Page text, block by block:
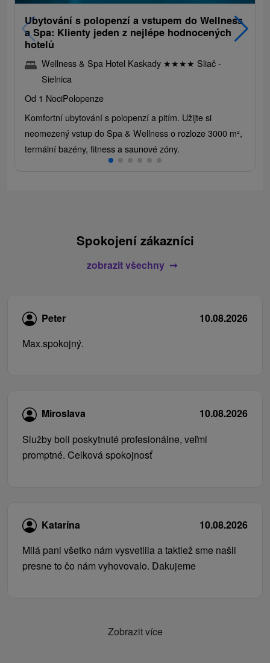
Ubytování s polopenzí a vstupem do Wellness
a Spa: Klienty jeden z nejlépe hodnocených
hotelů
Wellness & Spa Hotel Kaskady ★★★★ Sliač -
Sielnica
Od 1 NociPolopenze
Komfortní ubytování s polopenzí a pitím. Užijte si
neomezený vstup do Spa & Wellness o rozloze 3000 m²,
termální bazény, fitness a saunové zóny.
Spokojení zákazníci
zobrazit všechny
Peter
10.08.2026
Max.spokojný.
Miroslava
10.08.2026
Služby boli poskytnuté profesionálne, veľmi
promptné. Celková spokojnosť
Katarína
10.08.2026
Milá pani všetko nám vysvetlila a taktiež sme našli
presne to čo nám vyhovovalo. Dakujeme
Zobrazit více